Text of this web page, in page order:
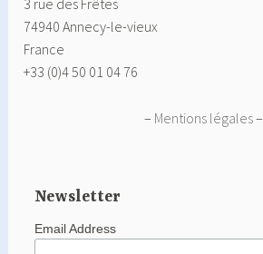
3 rue des Frêtes
74940 Annecy-le-vieux
France
+33 (0)4 50 01 04 76
– Mentions légales–
Newsletter
Email Address